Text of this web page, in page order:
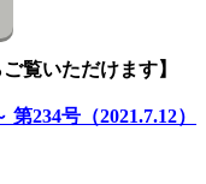
覧いただけます】
234号（2021.7.12）